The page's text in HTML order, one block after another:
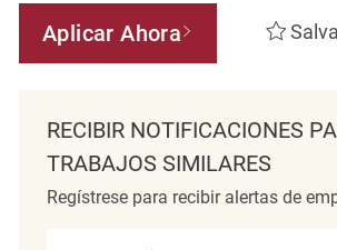
Aplicar Ahora
RECIBIR NOTIFICACIONES
TRABAJOS SIMILARES
Regístrese para recibir alertas de